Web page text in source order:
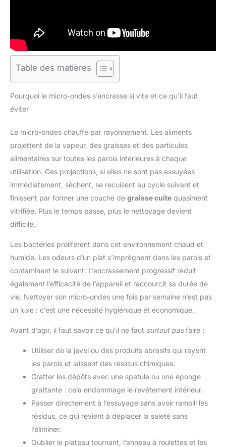
Table des matières
Pourquoi le micro-ondes s’encrasse si vite et ce qu’il faut
éviter
Le micro-ondes chauffe par rayonnement. Les aliments
projettent de la vapeur, des graisses et des particules
alimentaires sur toutes les parois intérieures à chaque
utilisation. Ces projections, si elles ne sont pas essuyées
immédiatement, sèchent, se recuisent au cycle suivant et
finissent par former une couche de graisse cuite quasiment
vitrifiée. Plus le temps passe, plus le nettoyage devient
difficile.
Les bactéries prolifèrent dans cet environnement chaud et
humide. Les odeurs d’un plat s’imprègnent dans les parois et
contaminent le suivant. L’encrassement progressif réduit
également l’efficacité de l’appareil et raccourcit sa durée de
vie. Nettoyer son micro-ondes une fois par semaine n’est pas
un luxe : c’est une nécessité hygiénique et économique.
Avant d’agir, il faut savoir ce qu’il ne faut surtout pasfaire :
Utiliser de la javel ou des produits abrasifs qui rayent
les parois et laissent des résidus chimiques.
Gratter les dépôts avec une spatule ou une éponge
grattante : cela endommage le revêtement intérieur.
Passer directement à l’essuyage sans avoir ramolli les
résidus, ce qui revient à déplacer la saleté sans
l’éliminer.
Oublier le plateau tournant, l’anneau à roulettes et les